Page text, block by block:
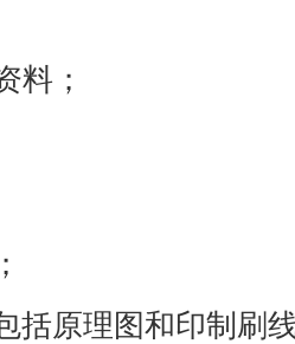
料；
括原理图和印制刷